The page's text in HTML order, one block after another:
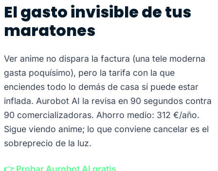
El gasto invisible de tus
maratones
Ver anime no dispara la factura (una tele moderna
gasta poquísimo), pero la tarifa con la que
enciendes todo lo demás de casa sí puede estar
inflada. Aurobot AI la revisa en 90 segundos contra
90 comercializadoras. Ahorro medio: 312 €/año.
Sigue viendo anime; lo que conviene cancelar es el
sobreprecio de la luz.
👉 Probar Aurobot AI gratis